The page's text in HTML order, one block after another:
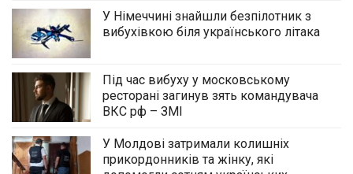
У Німеччині знайшли безпілотник з
вибухівкою біля українського літака
Під час вибуху у московському
ресторані загинув зять командувача
ВКС рф – ЗМІ
У Молдові затримали колишніх
прикордонників та жінку, які